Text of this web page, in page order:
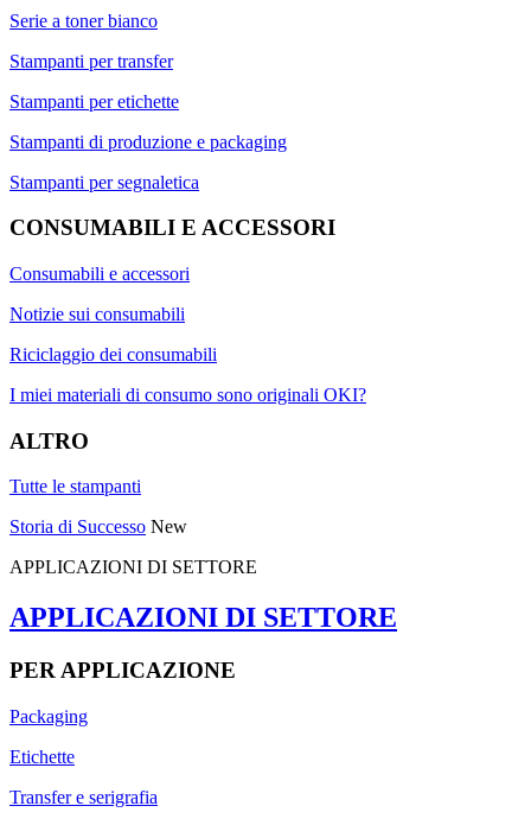
Serie a toner bianco
Stampanti per transfer
Stampanti per etichette
Stampanti di produzione e packaging
Stampanti per segnaletica
CONSUMABILI E ACCESSORI
Consumabili e accessori
Notizie sui consumabili
Riciclaggio dei consumabili
I miei materiali di consumo sono originali OKI?
ALTRO
Tutte le stampanti
Storia di Successo New
APPLICAZIONI DI SETTORE
APPLICAZIONI DI SETTORE
PER APPLICAZIONE
Packaging
Etichette
Transfer e serigrafia